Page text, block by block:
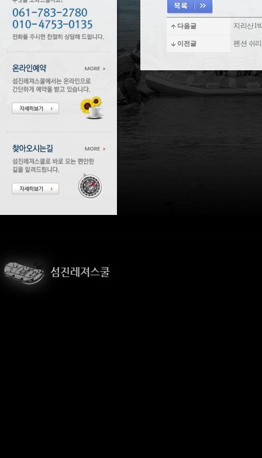
다음글 지리산1
이전글 펜션 쉬